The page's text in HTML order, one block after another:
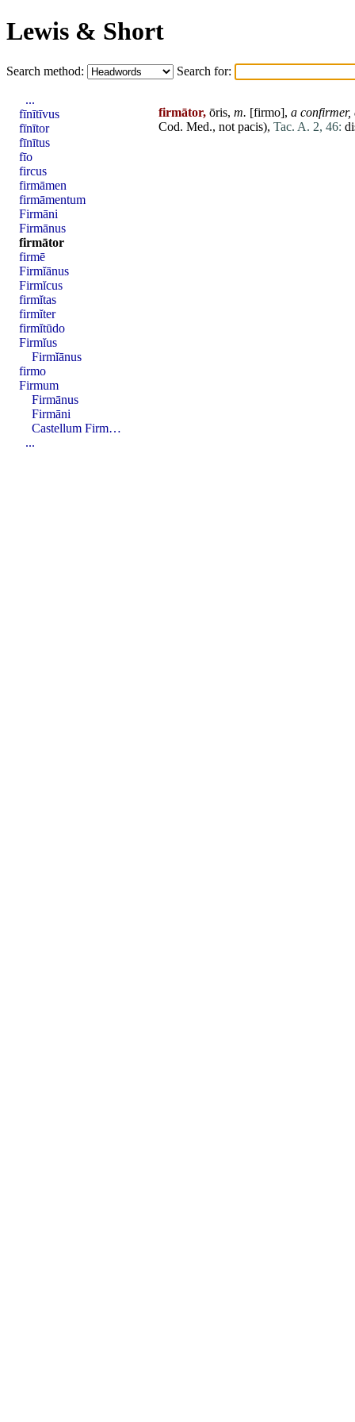
Lewis & Short
Search method: Search for:
firmātor, ōris, m. [firmo], a confirmer,
Cod. Med., not pacis), Tac. A. 2, 46:
...
fīnītīvus
fīnītor
fīnītus
fīo
fircus
firmāmen
firmāmentum
Firmāni
Firmānus
firmātor
firmē
Firmĭānus
Firmĭcus
firmĭtas
firmĭter
firmĭtūdo
Firmĭus
Firmĭānus
firmo
Firmum
Firmānus
Firmāni
Castellum Firm…
...